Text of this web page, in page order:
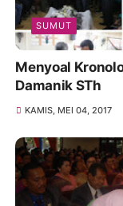
SUMUT
Menyoal
Damanik STh
KAMIS, MEI 04, 2017